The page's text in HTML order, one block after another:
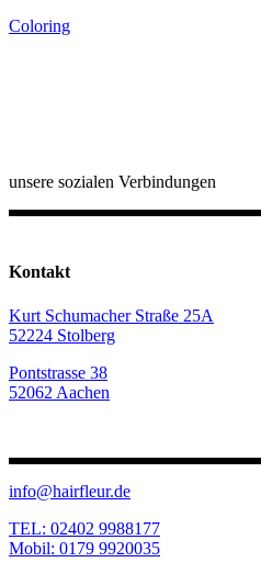
Coloring
unsere sozialen Verbindungen
Kontakt
Kurt Schumacher Straße 25A
52224 Stolberg
Pontstrasse 38
52062 Aachen
info@hairfleur.de
TEL: 02402 9988177
Mobil: 0179 9920035